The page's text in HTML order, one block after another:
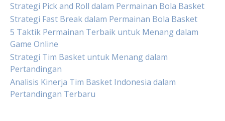
Strategi Pick and Roll dalam Permainan Bola Basket
Strategi Fast Break dalam Permainan Bola Basket
5 Taktik Permainan Terbaik untuk Menang dalam
Game Online
Strategi Tim Basket untuk Menang dalam
Pertandingan
Analisis Kinerja Tim Basket Indonesia dalam
Pertandingan Terbaru